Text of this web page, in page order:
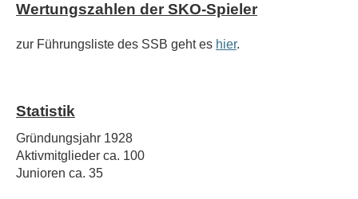
Wertungszahlen der SKO-Spieler
zur Führungsliste des SSB geht es hier.
Statistik
Gründungsjahr 1928
Aktivmitglieder ca. 100
Junioren ca. 35